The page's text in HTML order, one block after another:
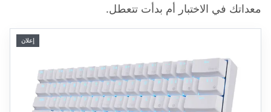
معداتك في الاختبار أم بدأت تتعطل.
إعلان